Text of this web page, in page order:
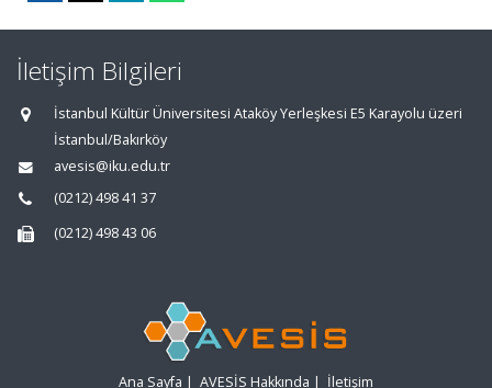
İletişim Bilgileri
İstanbul Kültür Üniversitesi Ataköy Yerleşkesi E5 Karayolu üzeri
İstanbul/Bakırköy
avesis@iku.edu.tr
(0212) 498 41 37
(0212) 498 43 06
Ana Sayfa | AVESİS Hakkında | İletişim